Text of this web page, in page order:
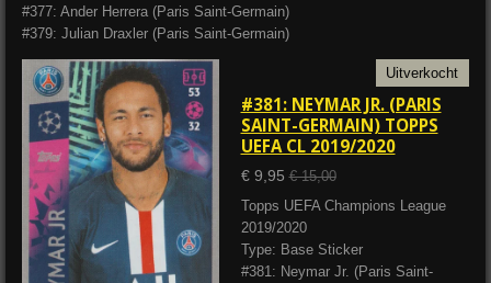
#377: Ander Herrera (Paris Saint-Germain)
#379: Julian Draxler (Paris Saint-Germain)
Uitverkocht
#381: NEYMAR JR. (PARIS
SAINT-GERMAIN) TOPPS
UEFA CL 2019/2020
€ 9,95 € 15,00
Topps UEFA Champions League
2019/2020
Type: Base Sticker
#381: Neymar Jr. (Paris Saint-